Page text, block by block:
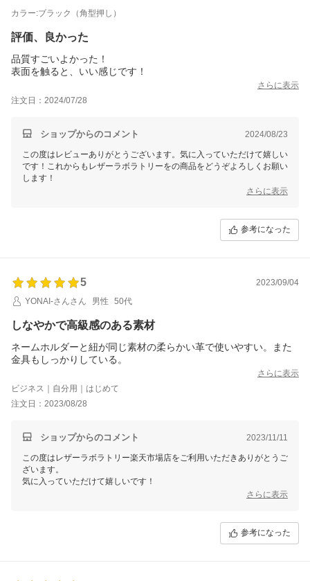
カラー:ブラック（角型押し）
評価、良かった
品質すごいよかった！
表面を触ると、いい感じです！
さらに表示
注文日：2024/07/28
ショップからのコメント 2024/08/23
この度はレビューありがとうございます。気に入っていただけて嬉しい
です！これからもレザーラボラトリーをの商品をどうぞよろしくお願い
します！
さらに表示
参考になった
5
2023/09/04
YONAI-さんさん
男性 50代
しなやかで高級感のある素材
ネームホルダーと紐が同じ素材の柔らかい革で使いやすい。また
金具もしっかりしている。
さらに表示
ビジネス｜自分用｜はじめて
注文日：2023/08/28
ショップからのコメント 2023/11/11
この度はレザーラボラトリー楽天市場店をご利用いただきありがとうご
ざいます。
気に入っていただけて嬉しいです！
さらに表示
参考になった